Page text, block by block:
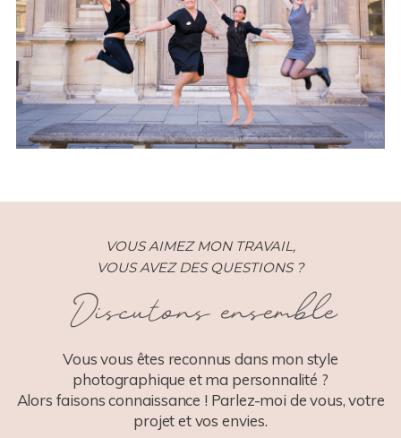
Anniversaire – Anne Laure –
Paris (75)
VOUS AIMEZ MON TRAVAIL,
VOUS AVEZ DES QUESTIONS ?
Discutons ensemble
Vous vous êtes reconnus dans mon style
photographique et ma personnalité ?
Alors faisons connaissance ! Parlez-moi de vous, votre
projet et vos envies.